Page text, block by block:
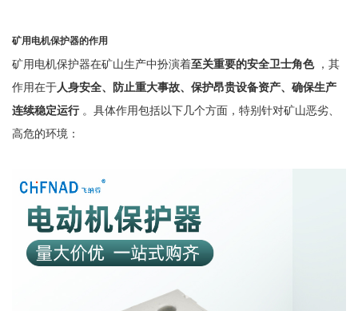
矿用电机保护器的作用
矿用电机保护器在矿山生产中扮演着至关重要的安全卫士角色
，其
作用在于人身安全、防止重大事故、保护昂贵设备资产、确保生产
连续稳定运行 。具体作用包括以下几个方面，特别针对矿山恶劣、
高危的环境：